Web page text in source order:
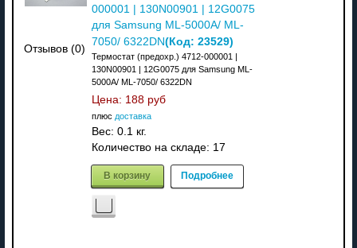
Отзывов (0)
000001 | 130N00901 | 12G0075
для Samsung ML-5000A/ ML-
7050/ 6322DN(Код: 23529)
Термостат (предохр.) 4712-000001 |
130N00901 | 12G0075 для Samsung ML-
5000A/ ML-7050/ 6322DN
Цена: 188 руб
плюс доставка
Вес: 0.1 кг.
Количество на складе: 17
В корзину Подробнее